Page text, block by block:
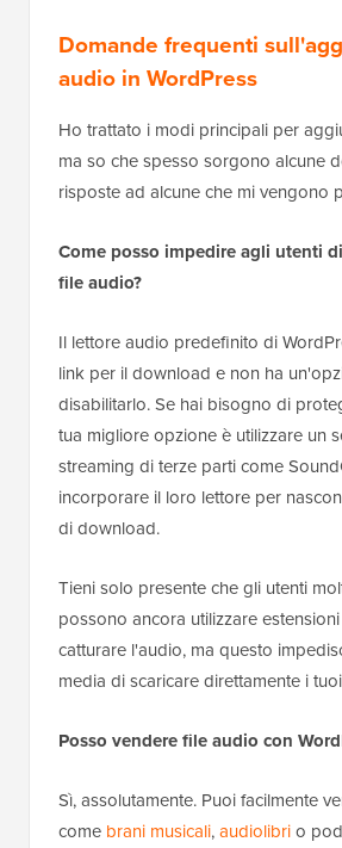
Domande frequenti
audio in WordPress
Ho trattato i modi principali per
ma so che spesso sorgono alcune
risposte ad alcune che mi vengono
Come posso impedire agli utenti
file audio?
Il lettore audio predefinito di
link per il download e non ha
disabilitarlo. Se hai bisogno di
tua migliore opzione è utilizzare un
streaming di terze parti come
incorporare il loro lettore per
di download.
Tieni solo presente che gli utenti
possono ancora utilizzare
catturare l'audio, ma questo
media di scaricare direttamente i
Posso vendere file audio con
Sì, assolutamente. Puoi facilmente
come brani musicali,audiolibrio